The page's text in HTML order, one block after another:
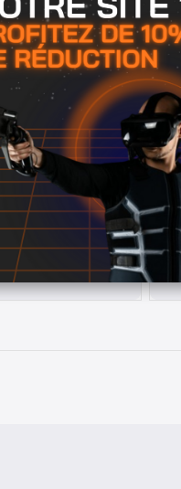
haptique
pour Pico 4 Ultra
Pico 4 Ultra
369,00 €